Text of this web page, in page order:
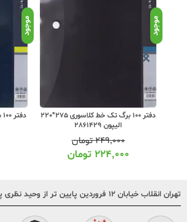
موجود
دفتر 100 برگ تک خط کلاسوری 275*220
الیپون 2861429
۲۴۹,۰۰۰تومان
۲۲۴,۰۰۰ تومان
موجود
تهران انقلاب خیابان ۱۲ فروردین پایین تر از وحید نظری پلاک ۲۴۹